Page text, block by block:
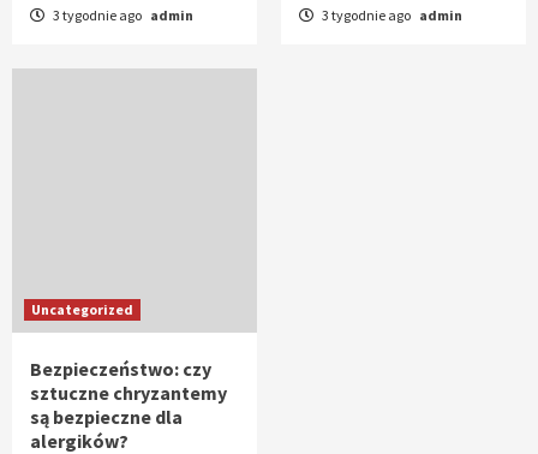
3 tygodnie ago admin 3 tygodnie ago admin
Uncategorized
Bezpieczeństwo: czy
sztuczne chryzantemy
są bezpieczne dla
alergików?